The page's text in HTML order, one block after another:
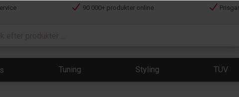
90 000+ produkter online
Tuning Styling TÜV